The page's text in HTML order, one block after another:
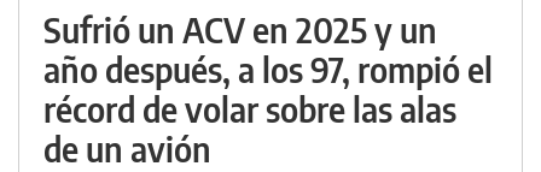
Sufrió un ACV en 2025 y un
año después, a los 97, rompió el
récord de volar sobre las alas
de un avión